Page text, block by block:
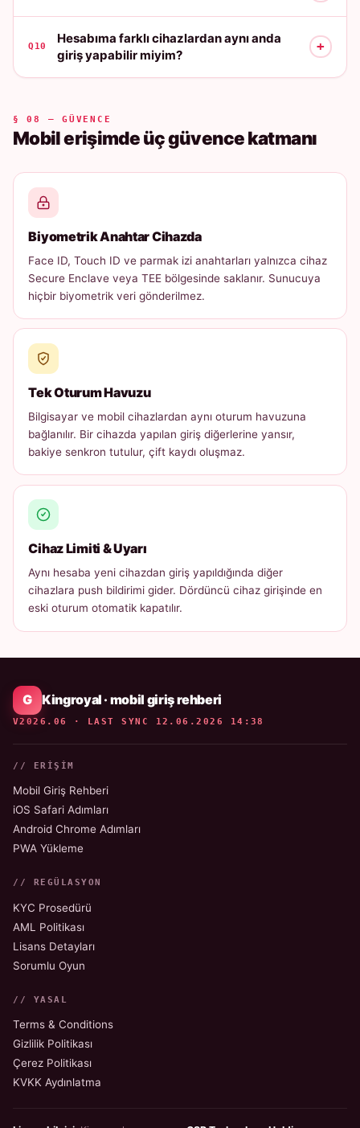
Q10
Hesabıma farklı cihazlardan aynı anda
giriş yapabilir miyim?
+
§ 08 — GÜVENCE
Mobil erişimde üç güvence katmanı
Biyometrik Anahtar Cihazda
Face ID, Touch ID ve parmak izi anahtarları yalnızca cihaz
Secure Enclave veya TEE bölgesinde saklanır. Sunucuya
hiçbir biyometrik veri gönderilmez.
Tek Oturum Havuzu
Bilgisayar ve mobil cihazlardan aynı oturum havuzuna
bağlanılır. Bir cihazda yapılan giriş diğerlerine yansır,
bakiye senkron tutulur, çift kaydı oluşmaz.
Cihaz Limiti & Uyarı
Aynı hesaba yeni cihazdan giriş yapıldığında diğer
cihazlara push bildirimi gider. Dördüncü cihaz girişinde en
eski oturum otomatik kapatılır.
Kingroyal · mobil giriş rehberi
V2026.06 · LAST SYNC 12.06.2026 14:38
// ERIŞIM
Mobil Giriş Rehberi
iOS Safari Adımları
Android Chrome Adımları
PWA Yükleme
// REGÜLASYON
KYC Prosedürü
AML Politikası
Lisans Detayları
Sorumlu Oyun
// YASAL
Terms & Conditions
Gizlilik Politikası
Çerez Politikası
KVKK Aydınlatma